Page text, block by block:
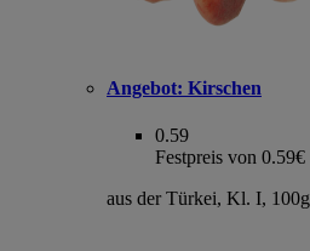
Angebot: Kirschen
0.59
Festpreis von 0.59€
aus der Türkei, Kl. I, 100g